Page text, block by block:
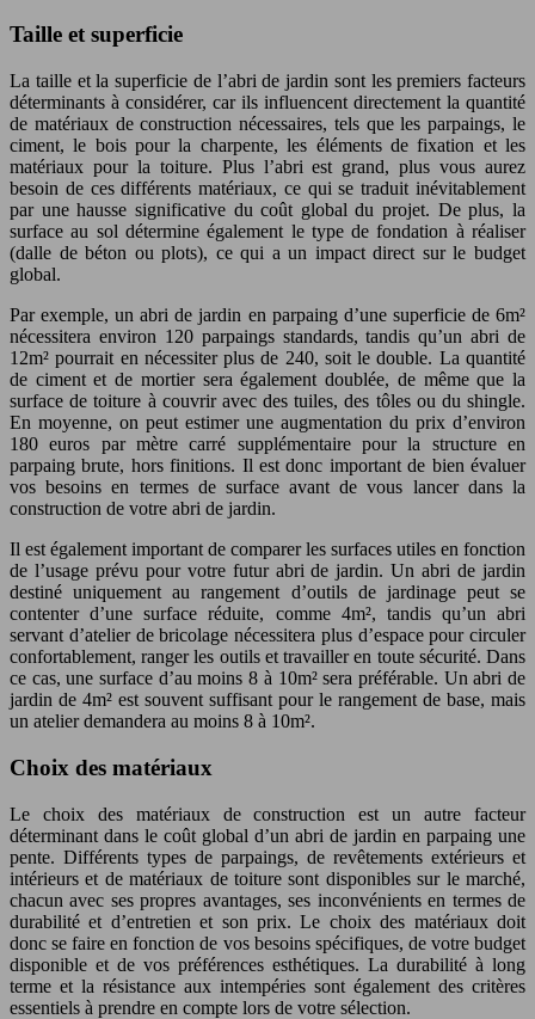
Taille et superficie
La taille et la superficie de l’abri de jardin sont les premiers facteurs
déterminants à considérer, car ils influencent directement la quantité
de matériaux de construction nécessaires, tels que les parpaings, le
ciment, le bois pour la charpente, les éléments de fixation et les
matériaux pour la toiture. Plus l’abri est grand, plus vous aurez
besoin de ces différents matériaux, ce qui se traduit inévitablement
par une hausse significative du coût global du projet. De plus, la
surface au sol détermine également le type de fondation à réaliser
(dalle de béton ou plots), ce qui a un impact direct sur le budget
global.
Par exemple, un abri de jardin en parpaing d’une superficie de 6m²
nécessitera environ 120 parpaings standards, tandis qu’un abri de
12m² pourrait en nécessiter plus de 240, soit le double. La quantité
de ciment et de mortier sera également doublée, de même que la
surface de toiture à couvrir avec des tuiles, des tôles ou du shingle.
En moyenne, on peut estimer une augmentation du prix d’environ
180 euros par mètre carré supplémentaire pour la structure en
parpaing brute, hors finitions. Il est donc important de bien évaluer
vos besoins en termes de surface avant de vous lancer dans la
construction de votre abri de jardin.
Il est également important de comparer les surfaces utiles en fonction
de l’usage prévu pour votre futur abri de jardin. Un abri de jardin
destiné uniquement au rangement d’outils de jardinage peut se
contenter d’une surface réduite, comme 4m², tandis qu’un abri
servant d’atelier de bricolage nécessitera plus d’espace pour circuler
confortablement, ranger les outils et travailler en toute sécurité. Dans
ce cas, une surface d’au moins 8 à 10m² sera préférable. Un abri de
jardin de 4m² est souvent suffisant pour le rangement de base, mais
un atelier demandera au moins 8 à 10m².
Choix des matériaux
Le choix des matériaux de construction est un autre facteur
déterminant dans le coût global d’un abri de jardin en parpaing une
pente. Différents types de parpaings, de revêtements extérieurs et
intérieurs et de matériaux de toiture sont disponibles sur le marché,
chacun avec ses propres avantages, ses inconvénients en termes de
durabilité et d’entretien et son prix. Le choix des matériaux doit
donc se faire en fonction de vos besoins spécifiques, de votre budget
disponible et de vos préférences esthétiques. La durabilité à long
terme et la résistance aux intempéries sont également des critères
essentiels à prendre en compte lors de votre sélection.